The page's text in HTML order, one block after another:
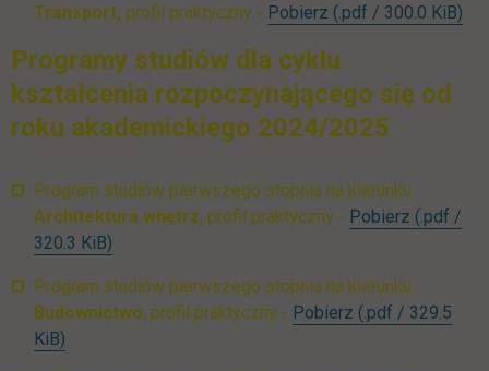
Transport, profil praktyczny - Pobierz (.pdf / 300.0 KiB)
Programy studiów dla cyklu
kształcenia rozpoczynającego się od
roku akademickiego 2024/2025
Program studiów pierwszego stopnia na kierunku
Architektura wnętrz, profil praktyczny - Pobierz (.pdf /
320.3 KiB)
Program studiów pierwszego stopnia na kierunku
Budownictwo, profil praktyczny - Pobierz (.pdf / 329.5
KiB)